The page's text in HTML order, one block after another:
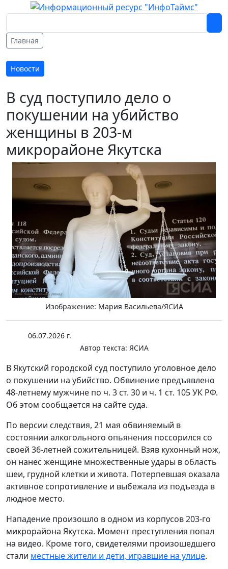
Главная
Новости
В суд поступило дело о
покушении на убийство
женщины в 203-м
микрорайоне Якутска
Изображение: Мария Васильева/ЯСИА
06.07.2026 г.
Автор текста: ЯСИА
В Якутский городской суд поступило уголовное дело
о покушении на убийство. Обвинение предъявлено
48-летнему мужчине по ч. 3 ст. 30 и ч. 1 ст. 105 УК РФ.
Об этом сообщается на сайте суда.
По версии следствия, 21 мая обвиняемый в
состоянии алкогольного опьянения поссорился со
своей 36-летней сожительницей. Взяв кухонный нож,
он нанес женщине множественные удары в область
шеи, грудной клетки и живота. Потерпевшая оказала
активное сопротивление и выбежала из подъезда в
людное место.
Нападение произошло в одном из корпусов 203-го
микрорайона Якутска. Момент преступления попал
на видео. Кроме того, свидетелями произошедшего
стали местные жители и дети, игравшие на улице.